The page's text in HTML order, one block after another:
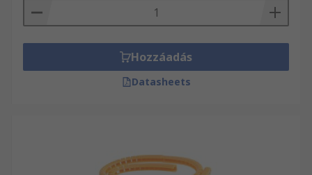
Hozzáadás
Datasheets